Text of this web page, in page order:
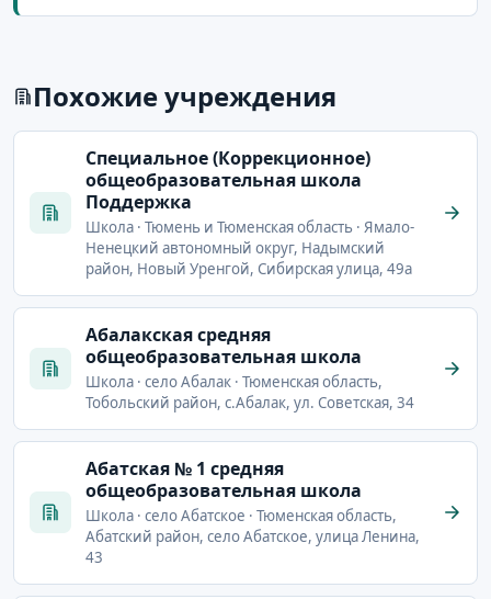
Похожие учреждения
Cпециальное (Коррекционное)
общеобразовательная школа
Поддержка
Школа · Тюмень и Тюменская область · Ямало-
Ненецкий автономный округ, Надымский
район, Новый Уренгой, Сибирская улица, 49а
Абалакская средняя
общеобразовательная школа
Школа · село Абалак · Тюменская область,
Тобольский район, с.Абалак, ул. Советская, 34
Абатская № 1 средняя
общеобразовательная школа
Школа · село Абатское · Тюменская область,
Абатский район, село Абатское, улица Ленина,
43